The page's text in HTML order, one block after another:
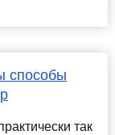
способы
так